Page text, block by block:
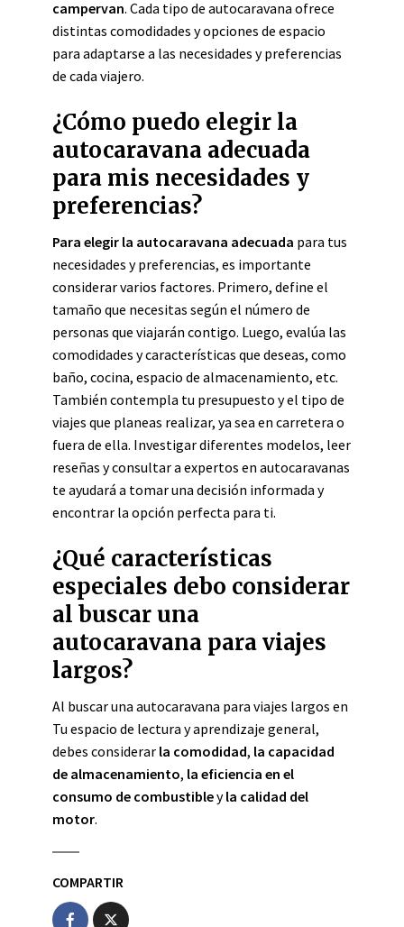
campervan. Cada tipo de autocaravana ofrece
distintas comodidades y opciones de espacio
para adaptarse a las necesidades y preferencias
de cada viajero.
¿Cómo puedo elegir la
autocaravana adecuada
para mis necesidades y
preferencias?
Para elegir la autocaravana adecuada para tus
necesidades y preferencias, es importante
considerar varios factores. Primero, define el
tamaño que necesitas según el número de
personas que viajarán contigo. Luego, evalúa las
comodidades y características que deseas, como
baño, cocina, espacio de almacenamiento, etc.
También contempla tu presupuesto y el tipo de
viajes que planeas realizar, ya sea en carretera o
fuera de ella. Investigar diferentes modelos, leer
reseñas y consultar a expertos en autocaravanas
te ayudará a tomar una decisión informada y
encontrar la opción perfecta para ti.
¿Qué características
especiales debo considerar
al buscar una
autocaravana para viajes
largos?
Al buscar una autocaravana para viajes largos en
Tu espacio de lectura y aprendizaje general,
debes considerar la comodidad, la capacidad
de almacenamiento, la eficiencia en el
consumo de combustibleyla calidad del
motor.
COMPARTIR